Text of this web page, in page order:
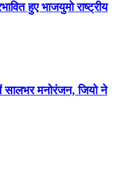
हुए भाजयुमो राष्ट्रीय
मनोरंजन, जियो ने